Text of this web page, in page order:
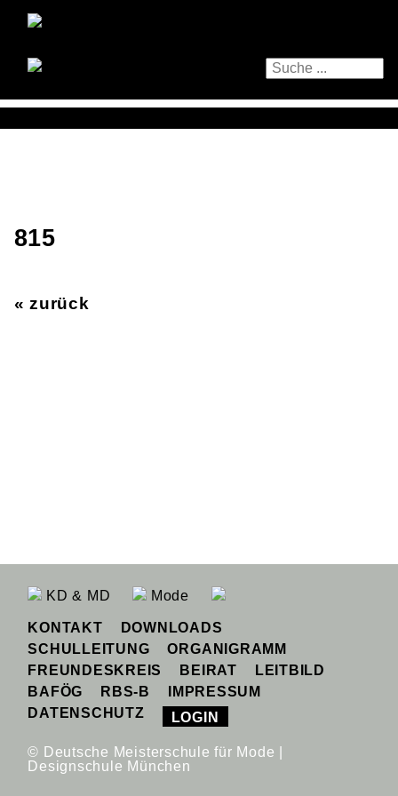
815
« zurück
KD & MD Mode
KONTAKT
DOWNLOADS
SCHULLEITUNG
ORGANIGRAMM
FREUNDESKREIS
BEIRAT
LEITBILD
BAFÖG
RBS-B
IMPRESSUM
DATENSCHUTZ
LOGIN
© Deutsche Meisterschule für Mode |
Designschule München